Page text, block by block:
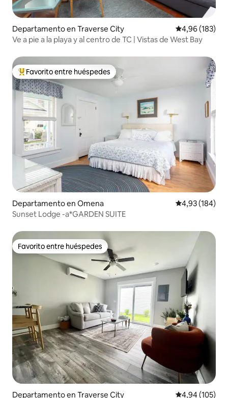
Departamento en Traverse City Calificación
4,96 (183)
Ve a pie a la playa y al centro de TC | Vistas de West Bay
Favorito entre los huéspedes más destacados
Favorito entre huéspedes
Departamento en Omena Calificación
4,93 (184)
Sunset Lodge -a*GARDEN SUITE
Favorito entre huéspedes
Favorito entre huéspedes
Departamento en Traverse City Calificación
4,94 (105)